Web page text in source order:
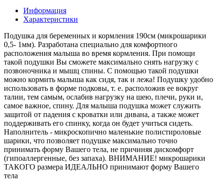
Информация
Характеристики
Подушка для беременных и кормления 190см (микрошарики
0,5- 1мм). Разработана специально для комфортного
расположения малыша во время кормления. При помощи
такой подушки Вы сможете максимально снять нагрузку с
позвоночника и мышц спины. С помощью такой подушки
можно кормить малыша как сидя, так и лежа! Подушку удобно
использовать в форме подковы, т. е. расположив ее вокруг
талии, тем самым, ослабив нагрузку на шею, плечи, руки и,
самое важное, спину. Для малыша подушка может служить
защитой от падения с кроватки или дивана, а также может
поддерживать его спинку, когда он будет учиться сидеть.
Наполнитель - микроскопично маленькие полистироловые
шарики, что позволяет подушке максимально точно
принимать форму Вашего тела, не причиняя дискомфорт
(гипоаллергенные, без запаха). ВНИМАНИЕ! микрошарики
ТАКОГО размера ИДЕАЛЬНО принимают форму Вашего
тела